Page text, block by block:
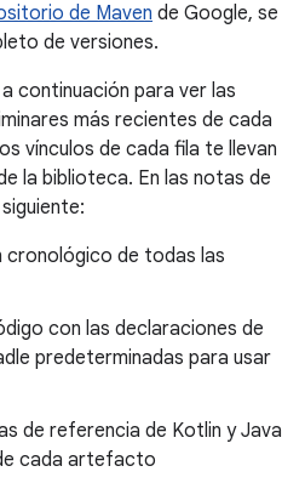
de Maven de Google, se
de versiones.
continuación para ver las
más recientes de cada
vínculos de cada fila te llevan
la biblioteca. En las notas de
cronológico de todas las
con las declaraciones de
predeterminadas para usar
de referencia de Kotlin y Java
cada artefacto